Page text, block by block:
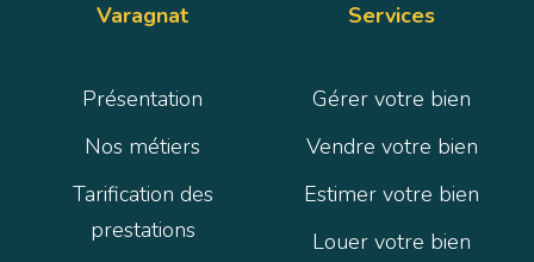
Varagnat
Présentation
Nos métiers
Tarification des
prestations
Services
Gérer votre bien
Vendre votre bien
Estimer votre bien
Louer votre bien